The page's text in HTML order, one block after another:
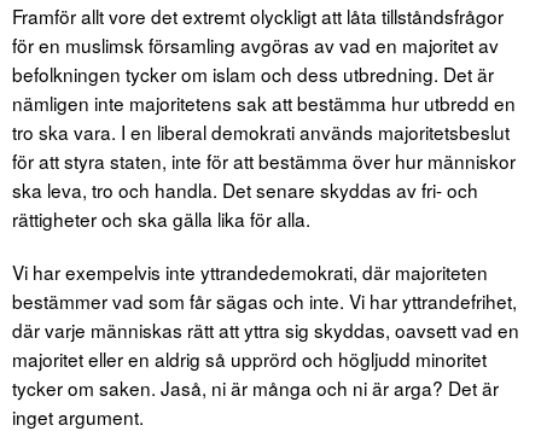
Framför allt vore det extremt olyckligt att låta tillståndsfrågor
för en muslimsk församling avgöras av vad en majoritet av
befolkningen tycker om islam och dess utbredning. Det är
nämligen inte majoritetens sak att bestämma hur utbredd en
tro ska vara. I en liberal demokrati används majoritetsbeslut
för att styra staten, inte för att bestämma över hur människor
ska leva, tro och handla. Det senare skyddas av fri- och
rättigheter och ska gälla lika för alla.
Vi har exempelvis inte yttrandedemokrati, där majoriteten
bestämmer vad som får sägas och inte. Vi har yttrandefrihet,
där varje människas rätt att yttra sig skyddas, oavsett vad en
majoritet eller en aldrig så upprörd och högljudd minoritet
tycker om saken. Jaså, ni är många och ni är arga? Det är
inget argument.